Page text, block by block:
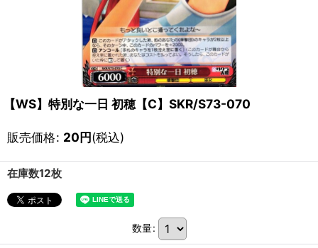
【WS】特別な一日 初穂【C】SKR/S73-070
販売価格: 20円(税込)
在庫数12枚
数量: